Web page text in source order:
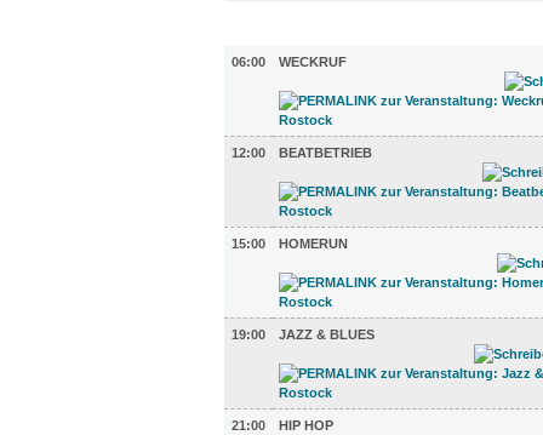
06:00
WECKRUF
12:00 BEATBETRIEB
15:00 HOMERUN
19:00 JAZZ & BLUES
21:00 HIP HOP